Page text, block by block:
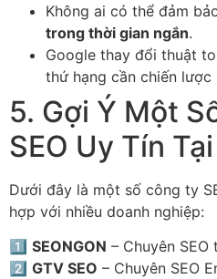
Không ai có thể đảm
trong thời gian ngắn.
Google thay đổi thuật
thứ hạng cần chiến lược
5. Gợi Ý Một
SEO Uy Tín
Dưới đây là một số công ty
hợp với nhiều doanh nghiệp:
1️⃣ SEONGON – Chuyên SEO
2️⃣ GTV SEO – Chuyên SEO